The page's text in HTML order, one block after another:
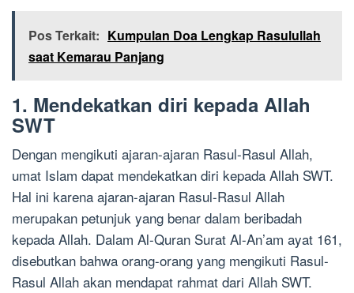
Pos Terkait: Kumpulan Doa Lengkap Rasulullah
saat Kemarau Panjang
1. Mendekatkan diri kepada Allah
SWT
Dengan mengikuti ajaran-ajaran Rasul-Rasul Allah,
umat Islam dapat mendekatkan diri kepada Allah SWT.
Hal ini karena ajaran-ajaran Rasul-Rasul Allah
merupakan petunjuk yang benar dalam beribadah
kepada Allah. Dalam Al-Quran Surat Al-An’am ayat 161,
disebutkan bahwa orang-orang yang mengikuti Rasul-
Rasul Allah akan mendapat rahmat dari Allah SWT.